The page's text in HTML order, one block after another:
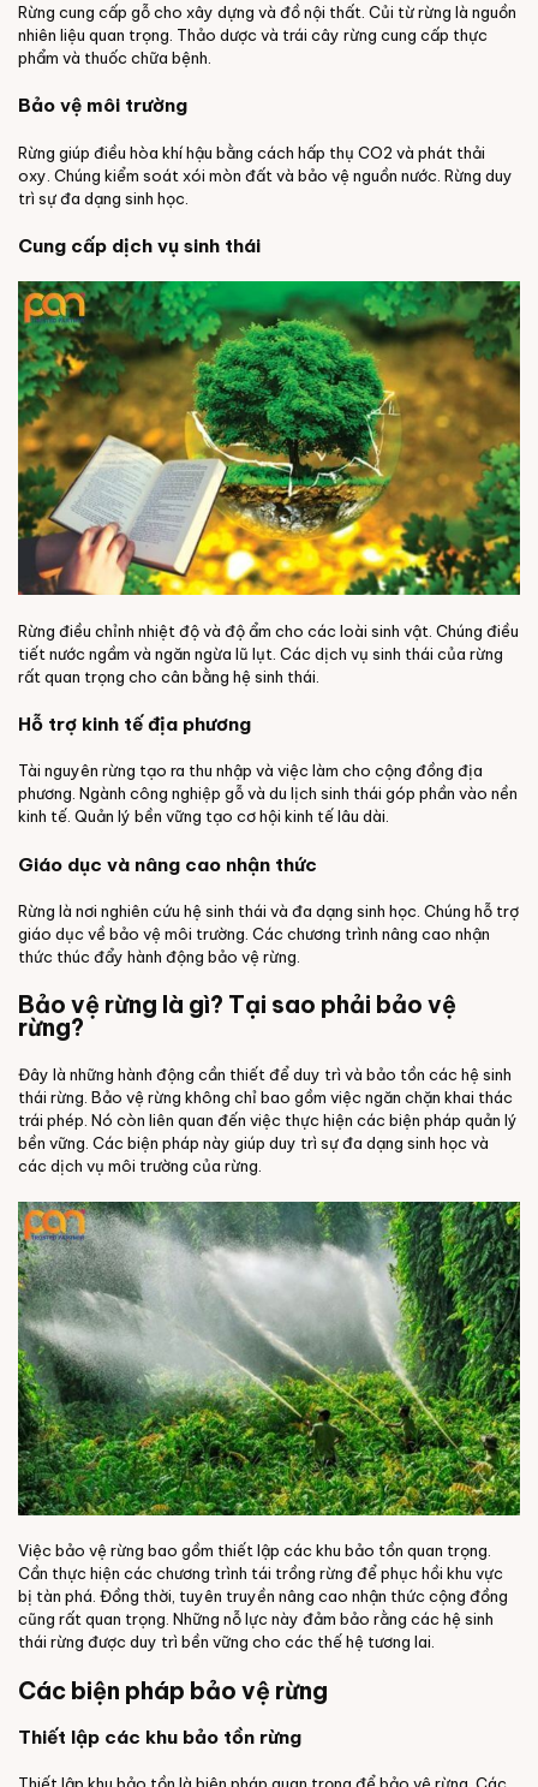
Rừng cung cấp gỗ cho xây dựng và đồ nội thất. Củi từ rừng là nguồn
nhiên liệu quan trọng. Thảo dược và trái cây rừng cung cấp thực
phẩm và thuốc chữa bệnh.
Bảo vệ môi trường
Rừng giúp điều hòa khí hậu bằng cách hấp thụ CO2 và phát thải
oxy. Chúng kiểm soát xói mòn đất và bảo vệ nguồn nước. Rừng duy
trì sự đa dạng sinh học.
Cung cấp dịch vụ sinh thái
Rừng điều chỉnh nhiệt độ và độ ẩm cho các loài sinh vật. Chúng điều
tiết nước ngầm và ngăn ngừa lũ lụt. Các dịch vụ sinh thái của rừng
rất quan trọng cho cân bằng hệ sinh thái.
Hỗ trợ kinh tế địa phương
Tài nguyên rừng tạo ra thu nhập và việc làm cho cộng đồng địa
phương. Ngành công nghiệp gỗ và du lịch sinh thái góp phần vào nền
kinh tế. Quản lý bền vững tạo cơ hội kinh tế lâu dài.
Giáo dục và nâng cao nhận thức
Rừng là nơi nghiên cứu hệ sinh thái và đa dạng sinh học. Chúng hỗ trợ
giáo dục về bảo vệ môi trường. Các chương trình nâng cao nhận
thức thúc đẩy hành động bảo vệ rừng.
Bảo vệ rừng là gì? Tại sao phải bảo vệ
rừng?
Đây là những hành động cần thiết để duy trì và bảo tồn các hệ sinh
thái rừng. Bảo vệ rừng không chỉ bao gồm việc ngăn chặn khai thác
trái phép. Nó còn liên quan đến việc thực hiện các biện pháp quản lý
bền vững. Các biện pháp này giúp duy trì sự đa dạng sinh học và
các dịch vụ môi trường của rừng.
Việc bảo vệ rừng bao gồm thiết lập các khu bảo tồn quan trọng.
Cần thực hiện các chương trình tái trồng rừng để phục hồi khu vực
bị tàn phá. Đồng thời, tuyên truyền nâng cao nhận thức cộng đồng
cũng rất quan trọng. Những nỗ lực này đảm bảo rằng các hệ sinh
thái rừng được duy trì bền vững cho các thế hệ tương lai.
Các biện pháp bảo vệ rừng
Thiết lập các khu bảo tồn rừng